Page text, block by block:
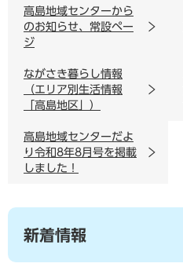
高島地域センターから
のお知らせ、常設ペー
ジ
ながさき暮らし情報
（エリア別生活情報
「高島地区」）
高島地域センターだよ
り令和8年8月号を掲載
しました！
新着情報